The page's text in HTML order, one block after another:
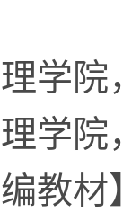
学
学
教材